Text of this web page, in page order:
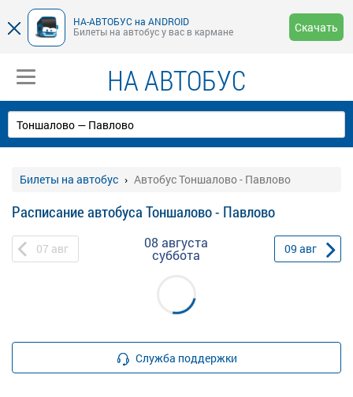
НА-АВТОБУС на ANDROID
Билеты на автобус у вас в кармане
Скачать
НА АВТОБУС
Билеты на автобус Автобус Тоншалово - Павлово
Расписание автобуса Тоншалово - Павлово
07 авг 08 августа
суббота 09 авг
Служба поддержки